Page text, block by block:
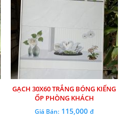
GẠCH 30X60 TRẮNG BÓNG KIẾNG
ỐP PHÒNG KHÁCH
Giá Bán:115,000 đ